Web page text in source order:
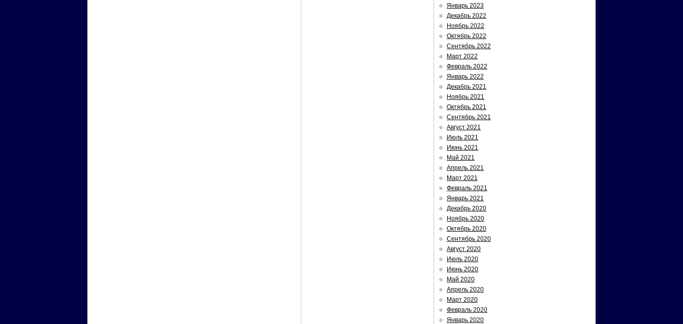
Январь 2023
Декабрь 2022
Ноябрь 2022
Октябрь 2022
Сентябрь 2022
Март 2022
Февраль 2022
Январь 2022
Декабрь 2021
Ноябрь 2021
Октябрь 2021
Сентябрь 2021
Август 2021
Июль 2021
Июнь 2021
Май 2021
Апрель 2021
Март 2021
Февраль 2021
Январь 2021
Декабрь 2020
Ноябрь 2020
Октябрь 2020
Сентябрь 2020
Август 2020
Июль 2020
Июнь 2020
Май 2020
Апрель 2020
Март 2020
Февраль 2020
Январь 2020